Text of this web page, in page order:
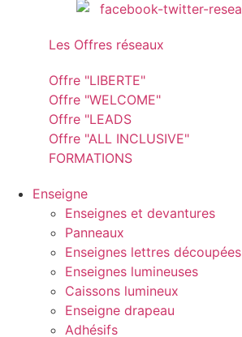
Les Offres réseaux
Offre "LIBERTE"
Offre "WELCOME"
Offre "LEADS
Offre "ALL INCLUSIVE"
FORMATIONS
Enseigne
Enseignes et devantures
Panneaux
Enseignes lettres découpées
Enseignes lumineuses
Caissons lumineux
Enseigne drapeau
Adhésifs